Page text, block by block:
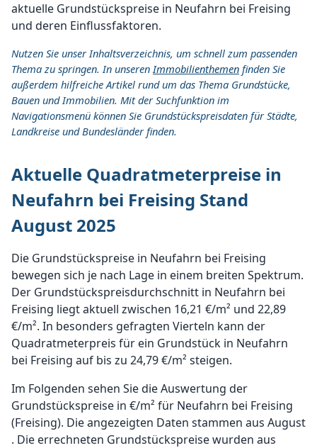
aktuelle Grundstückspreise in Neufahrn bei Freising
und deren Einflussfaktoren.
Nutzen Sie unser Inhaltsverzeichnis, um schnell zum passenden
Thema zu springen. In unserenImmobilienthemen finden Sie
außerdem hilfreiche Artikel rund um das Thema Grundstücke,
Bauen und Immobilien. Mit der Suchfunktion im
Navigationsmenü können Sie Grundstückspreisdaten für Städte,
Landkreise und Bundesländer finden.
Aktuelle Quadratmeterpreise in
Neufahrn bei Freising Stand
August 2025
Die Grundstückspreise in Neufahrn bei Freising
bewegen sich je nach Lage in einem breiten Spektrum.
Der Grundstückspreisdurchschnitt in Neufahrn bei
Freising liegt aktuell zwischen 16,21 €/m² und 22,89
€/m². In besonders gefragten Vierteln kann der
Quadratmeterpreis für ein Grundstück in Neufahrn
bei Freising auf bis zu 24,79 €/m² steigen.
Im Folgenden sehen Sie die Auswertung der
Grundstückspreise in €/m² für Neufahrn bei Freising
(Freising). Die angezeigten Daten stammen aus August
. Die errechneten Grundstückspreise wurden aus